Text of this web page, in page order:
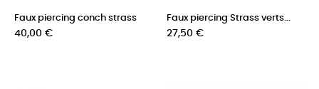
Faux piercing conch strass
Prix
40,00 €
Faux piercing Strass verts...
Prix
27,50 €